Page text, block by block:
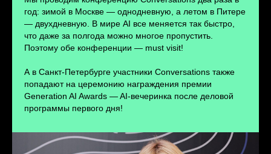
год: зимой в Москве — однодневную, а летом в Питере
— двухдневную. В мире AI все меняется так быстро,
что даже за полгода можно многое пропустить.
Поэтому обе конференции — must visit!
А в Санкт-Петербурге участники Conversations также
попадают на церемонию награждения премии
Generation AI Awards — AI-вечеринка после деловой
программы первого дня!
ПЕРЕЙТИ